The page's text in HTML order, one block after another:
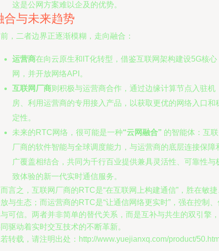
这是公网方案难以企及的优势。
合与未来趋势
，二者边界正逐渐模糊，走向融合：
运营商在向云原生和IT化转型，借鉴互联网架构建设5G核心
网，并开放网络API。
互联网厂商则积极与运营商合作，通过边缘计算节点入驻机
房、利用运营商的专用接入产品，以获取更优的网络入口和
定性。
未来的RTC网络，很可能是一种“云网融合” 的智能体：互
厂商的软件智能与全球调度能力，与运营商的底层连接保障
广覆盖相结合，共同为千行百业提供兼具灵活性、可靠性与
致体验的新一代实时通信服务。
言之，互联网厂商的RTC是“在互联网上构建通信”，胜在敏
与生态；而运营商的RTC是“让通信网络更实时”，强在控制
可信。两者并非简单的替代关系，而是互补与共生的双引擎，
驱动着实时交互技术的不断革新。
转载，请注明出处：http://www.yuejianxq.com/product/